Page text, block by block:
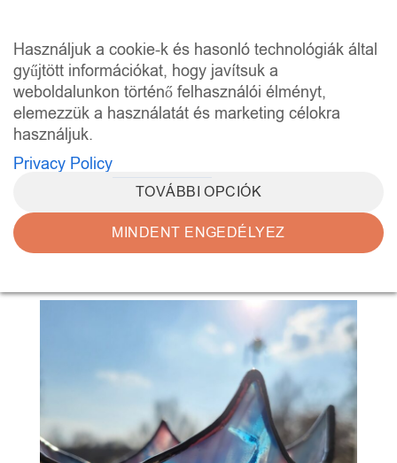
Használjuk a cookie-k és hasonló technológiák által
gyűjtött információkat, hogy javítsuk a
weboldalunkon történő felhasználói élményt,
elemezzük a használatát és marketing célokra
használjuk.
Privacy Policy
TOVÁBBI OPCIÓK
MINDENT ENGEDÉLYEZ
content
Kapcsolat